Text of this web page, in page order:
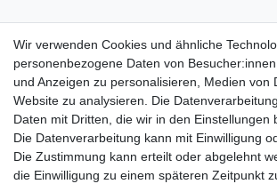
Wir verwenden Cookies und ähnliche
personenbezogene Daten von
und Anzeigen zu personalisieren, Medien
Website zu analysieren. Die
Daten mit Dritten, die wir in den Einstellungen
Die Datenverarbeitung kann mit Einwilligung
Die Zustimmung kann erteilt oder abgelehnt
die Einwilligung zu einem späteren Zeitpunkt